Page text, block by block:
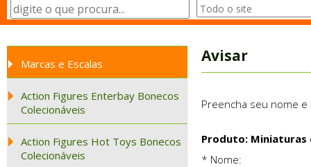
Marcas e Escalas
Action Figures Enterbay Bonecos
Colecionáveis
Action Figures Hot Toys Bonecos
Colecionáveis
Avisar
Preencha seu nome
Produto: Miniaturas
* Nome: